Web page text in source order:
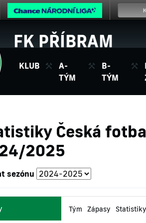
FK PŘÍBRAM
KLUB
A-
TÝM
B-
TÝM
Česká
2025
sezónu
Tým Zápasy Statistiky